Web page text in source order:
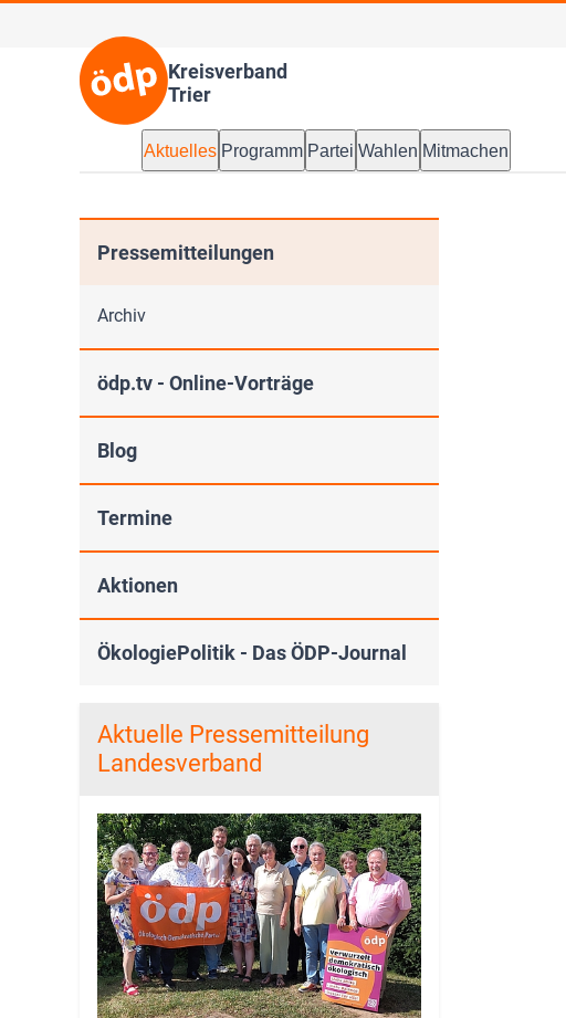
Kreisverband
Trier
Aktuelles Programm Partei Wahlen Mitmachen
Aktuelle Pressemitteilung
Landesverband
Pressemitteilungen
Archiv
ödp.tv - Online-Vorträge
Blog
Termine
Aktionen
ÖkologiePolitik - Das ÖDP-Journal